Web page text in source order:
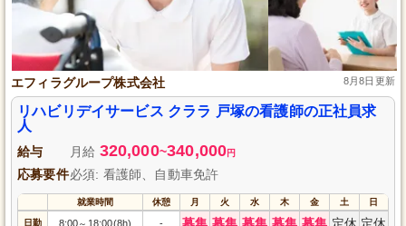
エフィラグループ株式会社 8月8日更新
リハビリデイサービス クララ 戸塚の看護師の正社員求
人
給与 月給 320,000~340,000円
応募要件必須: 看護師、自動車免許
就業時間 休憩 月 火 水 木 金 土 日
日勤 8:00～ 18:00(8h) -